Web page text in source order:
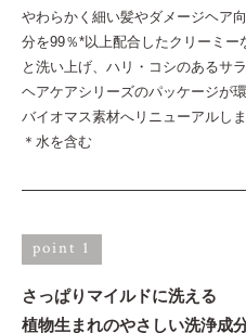
やわらかく細い髪やダメージヘア
分を99％*以上配合したクリーミー
と洗い上げ、ハリ・コシのあるサラ
ヘアケアシリーズのパッケージが
バイオマス素材へリニューアルしま
＊水を含む
point 1
さっぱりマイルドに洗える
植物生まれのやさしい洗浄成